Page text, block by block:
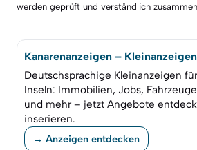
werden geprüft und verständlich
Kanarenanzeigen –
Deutschsprachige Kleinanzeigen
Inseln: Immobilien, Jobs,
und mehr – jetzt Angebote
inserieren.
→ Anzeigen entdecken